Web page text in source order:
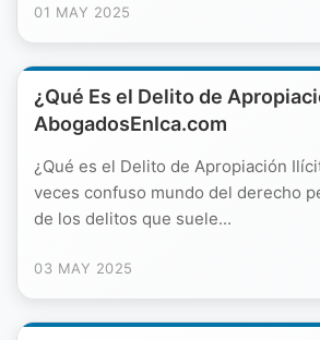
01 MAY 2025
¿Qué Es el Delito de
AbogadosEnIca.com
¿Qué es el Delito de Apropiación
veces confuso mundo del derecho
de los delitos que suele...
03 MAY 2025